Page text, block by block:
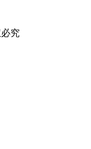
究